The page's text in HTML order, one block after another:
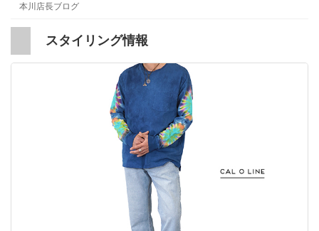
本川店長ブログ
スタイリング情報